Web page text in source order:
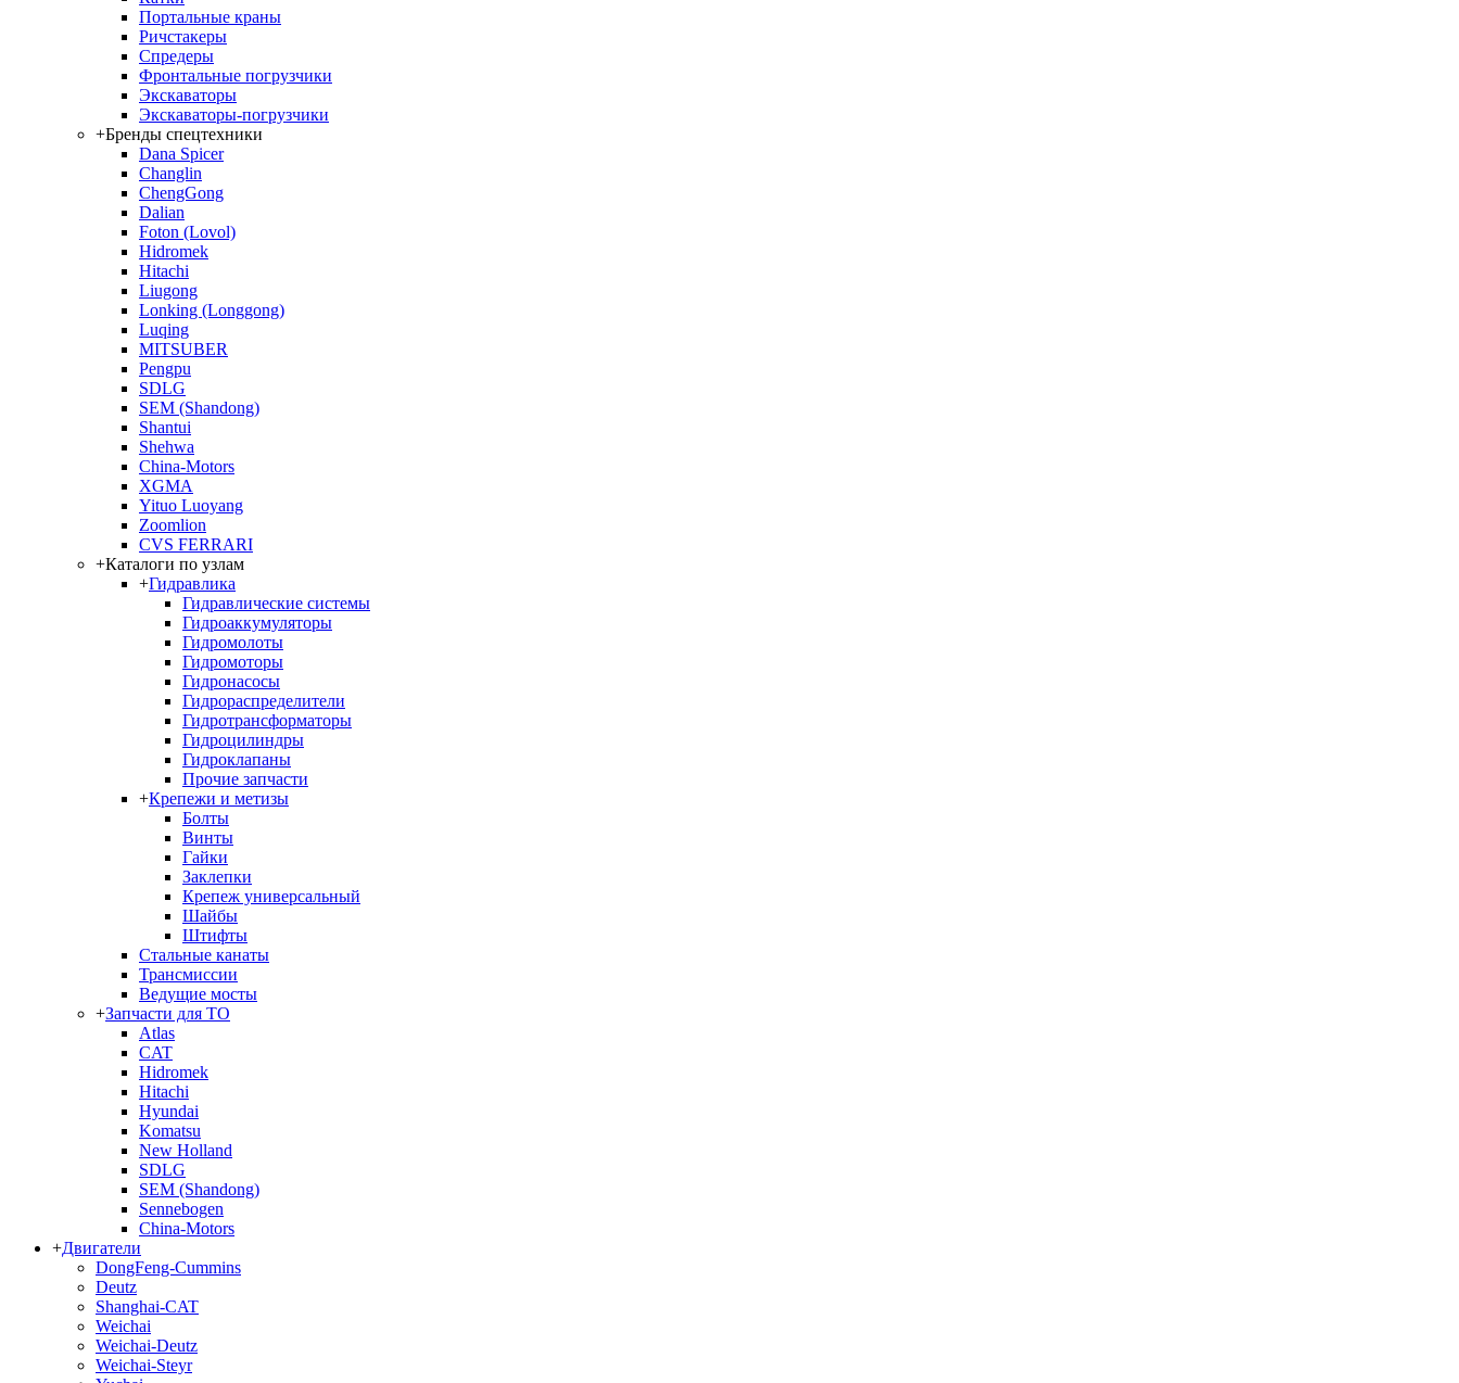
Портальные краны
Ричстакеры
Спредеры
Фронтальные погрузчики
Экскаваторы
Экскаваторы-погрузчики
+Бренды спецтехники
Dana Spicer
Changlin
ChengGong
Dalian
Foton (Lovol)
Hidromek
Hitachi
Liugong
Lonking (Longgong)
Luqing
MITSUBER
Pengpu
SDLG
SEM (Shandong)
Shantui
Shehwa
China-Motors
XGMA
Yituo Luoyang
Zoomlion
CVS FERRARI
+Каталоги по узлам
+Гидравлика
Гидравлические системы
Гидроаккумуляторы
Гидромолоты
Гидромоторы
Гидронасосы
Гидрораспределители
Гидротрансформаторы
Гидроцилиндры
Гидроклапаны
Прочие запчасти
+Крепежи и метизы
Болты
Винты
Гайки
Заклепки
Крепеж универсальный
Шайбы
Штифты
Стальные канаты
Трансмиссии
Ведущие мосты
+Запчасти для ТО
Atlas
CAT
Hidromek
Hitachi
Hyundai
Komatsu
New Holland
SDLG
SEM (Shandong)
Sennebogen
China-Motors
+Двигатели
DongFeng-Cummins
Deutz
Shanghai-CAT
Weichai
Weichai-Deutz
Weichai-Steyr